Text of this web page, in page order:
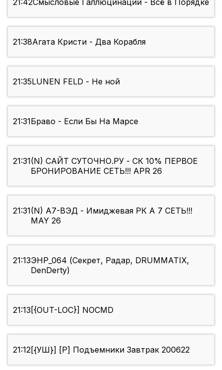
21:42Смысловые Галлюцинации - Всё в Порядке
21:38Агата Кристи - Два Корабля
21:35LUNEN FELD - Не ной
21:31Браво - Если Бы На Марсе
21:31(N) САЙТ СУТОЧНО.РУ - СК 10% ПЕРВОЕ
БРОНИРОВАНИЕ СЕТЬ!!! APR 26
21:31(N) А7-ВЭД - Имиджевая РК А 7 СЕТЬ!!!
MAY 26
21:13ЭНР_064 (Секрет, Радар, DRUMMATIX,
DenDerty)
21:13 [{OUT-LOC}] NOCMD
21:12[{УШ}] [P] Подъемники Завтрак 200622